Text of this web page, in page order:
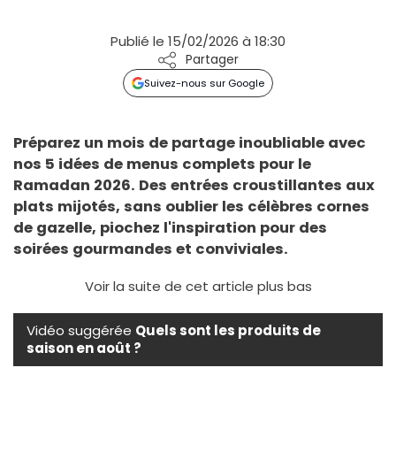
Publié le 15/02/2026 à 18:30
Partager
Suivez-nous sur Google
Préparez un mois de partage inoubliable avec
nos 5 idées de menus complets pour le
Ramadan 2026. Des entrées croustillantes aux
plats mijotés, sans oublier les célèbres cornes
de gazelle, piochez l'inspiration pour des
soirées gourmandes et conviviales.
Voir la suite de cet article plus bas
Vidéo suggérée Quels sont les produits de
saison en août ?